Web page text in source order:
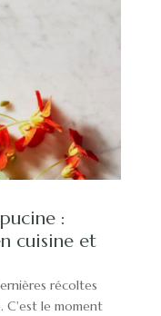
:
cuisine et
récoltes
C'est le moment